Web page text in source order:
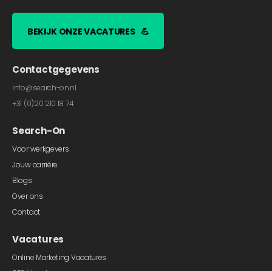
BEKIJK ONZE VACATURES 💪
Contactgegevens
info@search-on.nl
+31 (0)20 210 18 74
Search-On
Voor werkgevers
Jouw carrière
Blogs
Over ons
Contact
Vacatures
Online Marketing Vacatures